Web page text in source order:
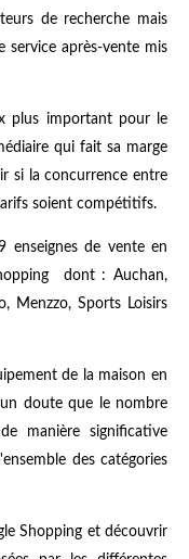
de recherche mais
service après-vente mis
plus important pour le
qui fait sa marge
si la concurrence entre
soient compétitifs.
de vente en
dont : Auchan,
Menzzo, Sports Loisirs
de la maison en
doute que le nombre
manière significative
des catégories
Shopping et découvrir